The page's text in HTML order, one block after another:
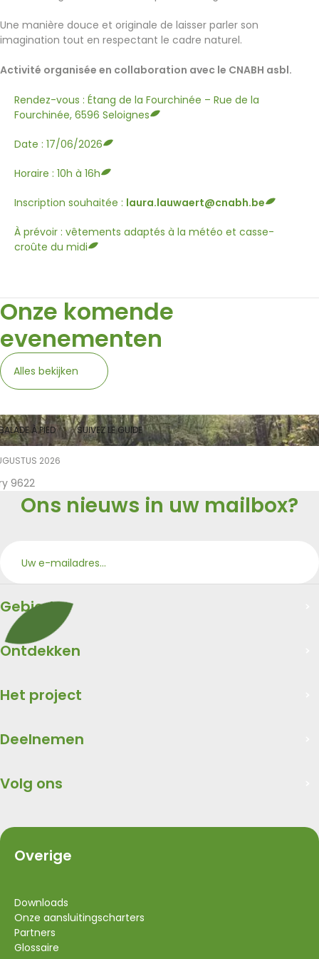
Une manière douce et originale de laisser parler son
imagination tout en respectant le cadre naturel.
Activité organisée en collaboration avec le CNABH asbl.
Rendez-vous : Étang de la Fourchinée – Rue de la
Fourchinée, 6596 Seloignes
Date : 17/06/2026
Horaire : 10h à 16h
Inscription souhaitée : laura.lauwaert@cnabh.be
À prévoir : vêtements adaptés à la météo et casse-
croûte du midi
Onze komende
evenementen
Alles bekijken
2026
9622
À PIED SUIVEZ LE GUIDE
Ons nieuws in uw mailbox?
Gebied
Ontdekken
Het project
Deelnemen
Volg ons
Overige
Downloads
Onze aansluitingscharters
Partners
Glossaire